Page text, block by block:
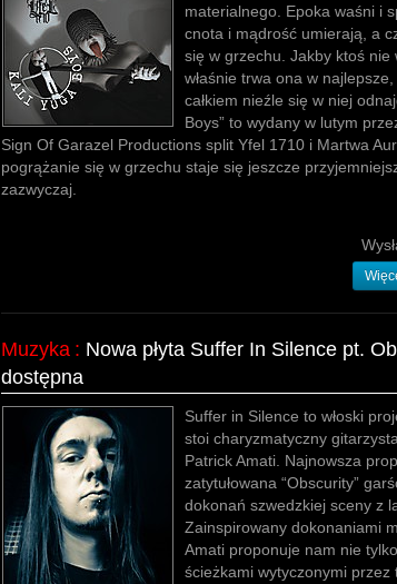
materialnego. Epoka waśni i
cnota i mądrość umierają, a
się w grzechu. Jakby ktoś nie
właśnie trwa ona w
całkiem nieźle się w niej
Boys” to wydany w lutym
Sign Of Garazel Productions split Yfel 1710 i Martwa
pogrążanie się w grzechu staje się jeszcze
zazwyczaj.
Muzyka : Nowa płyta Suffer In Silence pt.
dostępna
Suffer in Silence to włoski
stoi charyzmatyczny
Patrick Amati. Najnowsza
zatytułowana “Obscurity”
dokonań szwedzkiej sceny z
Zainspirowany dokonaniami
Amati proponuje nam nie
ścieżkami wytyczonymi przez